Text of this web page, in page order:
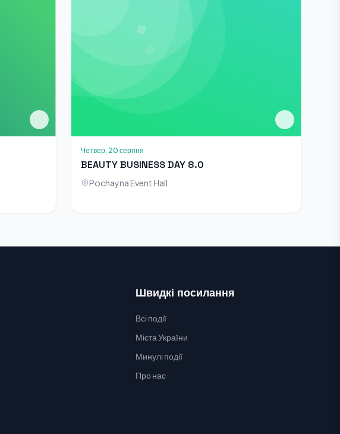
Четвер, 20 серпня
BEAUTY BUSINESS DAY 8.0
Pochayna Event Hall
Швидкі посилання
Всі події
Міста України
Минулі події
Про нас